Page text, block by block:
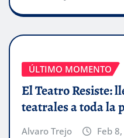
ÚLTIMO MOMENTO
El Teatro Resiste:
teatrales a toda la
Alvaro Trejo Feb